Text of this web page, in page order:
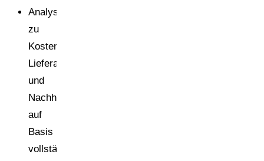
Analysen
zu
Kosten,
Lieferantenperformance
und
Nachhaltigkeit
auf
Basis
vollständig